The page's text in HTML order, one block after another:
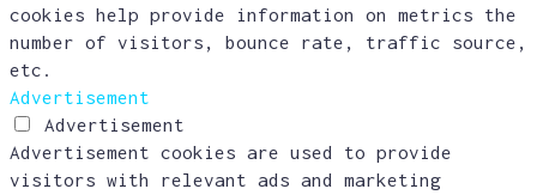
cookies help provide information on metrics the
number of visitors, bounce rate, traffic source,
etc.
Advertisement
Advertisement
Advertisement cookies are used to provide
visitors with relevant ads and marketing